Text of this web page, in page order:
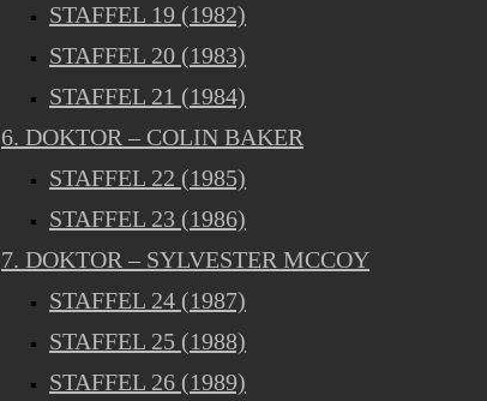
STAFFEL 19 (1982)
STAFFEL 20 (1983)
STAFFEL 21 (1984)
6. DOKTOR – COLIN BAKER
STAFFEL 22 (1985)
STAFFEL 23 (1986)
7. DOKTOR – SYLVESTER MCCOY
STAFFEL 24 (1987)
STAFFEL 25 (1988)
STAFFEL 26 (1989)